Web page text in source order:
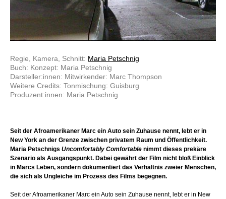
Regie, Kamera, Schnitt: Maria Petschnig
Buch: Konzept: Maria Petschnig
Darsteller:innen: Mitwirkender: Marc Thompson
Weitere Credits: Tonmischung: Guisburg
Produzent:innen: Maria Petschnig
Seit der Afroamerikaner Marc ein Auto sein Zuhause nennt, lebt er in
New York an der Grenze zwischen privatem Raum und Öffentlichkeit.
Maria Petschnigs Uncomfortably Comfortable nimmt dieses prekäre
Szenario als Ausgangspunkt. Dabei gewährt der Film nicht bloß Einblick
in Marcs Leben, sondern dokumentiert das Verhältnis zweier Menschen,
die sich als Ungleiche im Prozess des Films begegnen.
Seit der Afroamerikaner Marc ein Auto sein Zuhause nennt, lebt er in New